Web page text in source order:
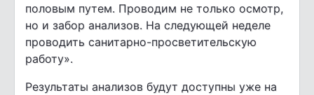
половым путем. Проводим не только осмотр,
но и забор анализов. На следующей неделе
проводить санитарно-просветительскую
работу».
Результаты анализов будут доступны уже на